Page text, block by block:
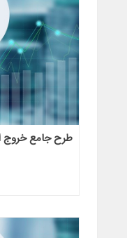
طرح جامع خروج